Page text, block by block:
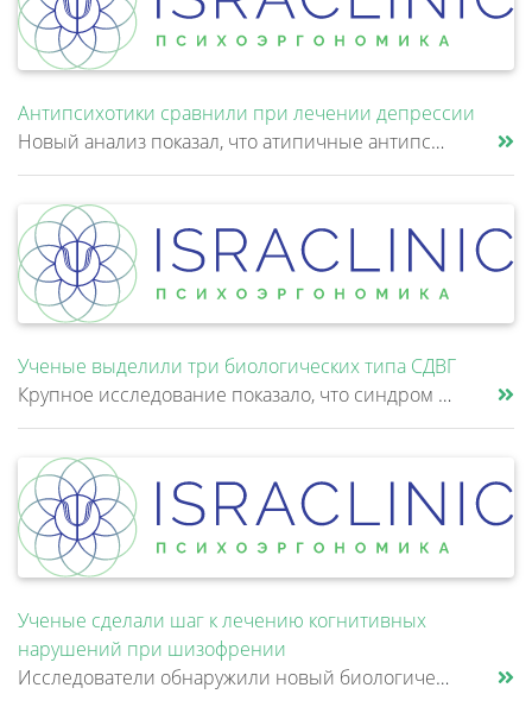
Антипсихотики сравнили при лечении депрессии
Новый анализ показал, что атипичные антипсихотики, которые иногда добавляют к антидепрессантам при большом депрессивном......
Ученые выделили три биологических типа СДВГ
Крупное исследование показало, что синдром дефицита внимания и гиперактивности (СДВГ) может включать не два, а три биоло......
Ученые сделали шаг к лечению когнитивных
нарушений при шизофрении
Исследователи обнаружили новый биологический механизм, который может быть связан с нарушением памяти и внимания при шизо......